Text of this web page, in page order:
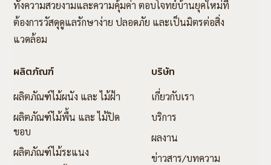
ทั้งความสวยงามและความคุ้มค่า ตอบโจทย์บ้านยุคใหม่ที่
ต้องการวัสดุดูแลรักษาง่าย ปลอดภัย และเป็นมิตรต่อสิ่ง
แวดล้อม
ผลิตภัณฑ์
ผลิตภัณฑ์ไม้ผนัง และ ไม้ฝ้า
ผลิตภัณฑ์ไม้พื้น และ ไม้ปิด
ขอบ
ผลิตภัณฑ์ไม้ระแนง
บริษัท
เกี่ยวกับเรา
บริการ
ผลงาน
ข่าวสาร/บทความ